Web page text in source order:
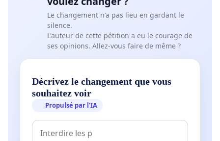
Le changement n'a pas lieu en gardant le
silence.
L'auteur de cette pétition a eu le courage de
ses opinions. Allez-vous faire de même ?
Décrivez le changement que vous
souhaitez voir
Propulsé par l’IA